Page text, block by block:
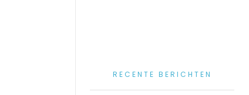
RECENTE BERICHTEN